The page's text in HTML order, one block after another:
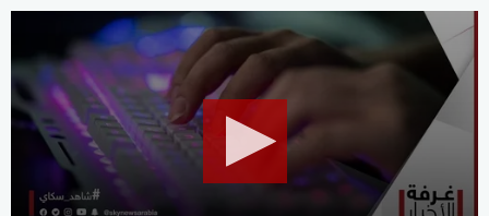
seconds
of
4
minutes,
seconds